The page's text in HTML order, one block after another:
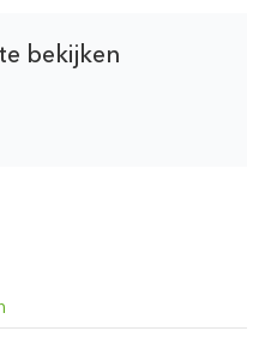
bekijken